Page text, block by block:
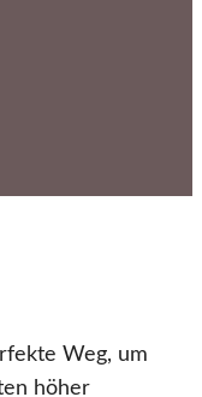
Weg, um
höher